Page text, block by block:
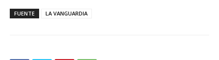
FUENTE LA VANGUARDIA